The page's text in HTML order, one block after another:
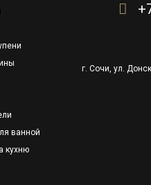
ванной
кухню
г. Сочи, ул.